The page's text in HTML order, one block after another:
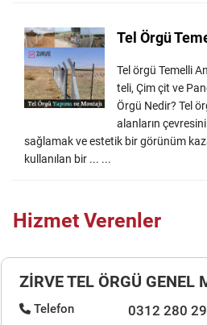
Tel Örgü
Tel örgü Temelli
teli, Çim çit ve
Örgü Nedir? Tel
alanların
sağlamak ve estetik bir görünüm
kullanılan bir ... ...
Hizmet Verenler
ZİRVE TEL ÖRGÜ GENEL
Telefon 0312 280